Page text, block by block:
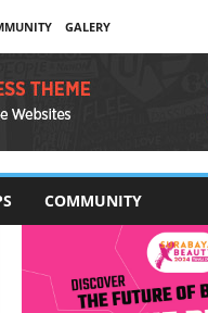
GALERY
COMMUNITY